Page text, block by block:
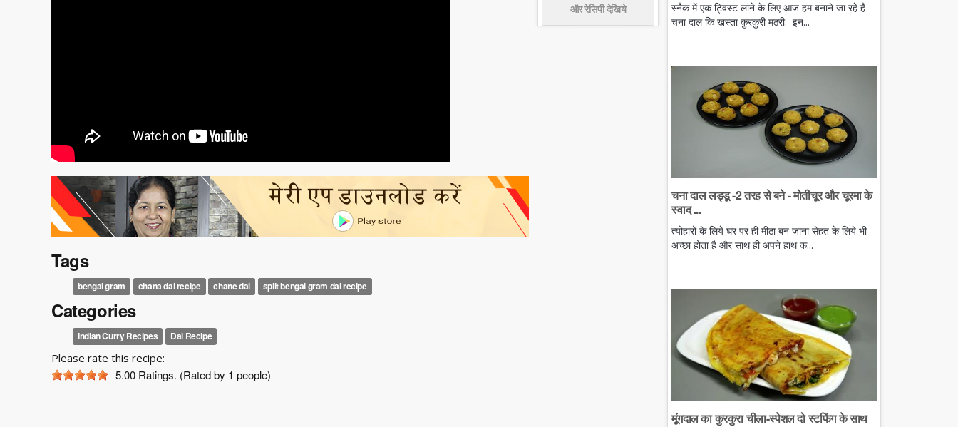
Tags
bengal gram chana dal recipe chane dal split bengal gram dal recipe
Categories
Indian Curry Recipes Dal Recipe
Please rate this recipe:
5.00 Ratings. (Rated by 1 people)
और रेसिपी देखिये
स्नैक में एक ट्विस्ट लाने के लिए आज हम बनाने जा रहे हैं
चना दाल कि खस्ता कुरकुरी मठरी. इन...
चना दाल लड्डू -2 तरह से बने - मोतीचूर और चूरमा के
स्वाद ...
त्योहारों के लिये घर पर ही मीठा बन जाना सेहत के लिये भी
अच्छा होता है और साथ ही अपने हाथ क...
मूंगदाल का कुरकुरा चीला-स्पेशल दो स्टफिंग के साथ